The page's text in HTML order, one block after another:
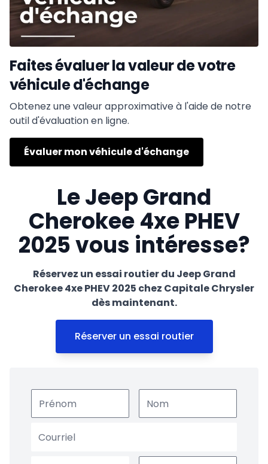
Faites évaluer la valeur de votre
véhicule d'échange
Obtenez une valeur approximative à l'aide de notre
outil d'évaluation en ligne.
Évaluer mon véhicule d'échange
Le Jeep Grand
Cherokee 4xe PHEV
2025 vous intéresse?
Réservez un essai routier du Jeep Grand
Cherokee 4xe PHEV 2025 chez Capitale Chrysler
dès maintenant.
Réserver un essai routier